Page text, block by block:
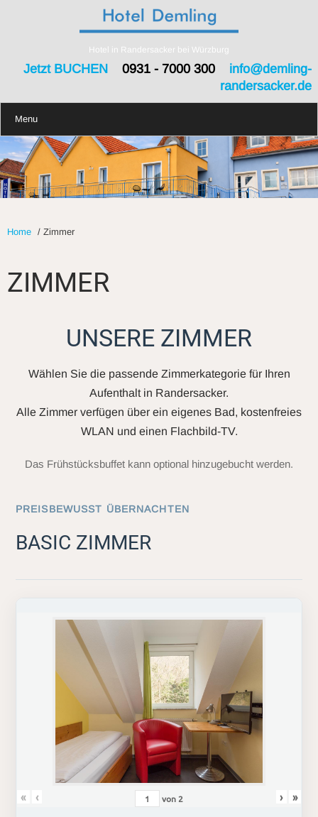
Hotel in Randersacker bei Würzburg
Jetzt BUCHEN0931 - 7000 300 info@demling-
randersacker.de
Menu
Home / Zimmer
ZIMMER
UNSERE ZIMMER
Wählen Sie die passende Zimmerkategorie für Ihren
Aufenthalt in Randersacker.
Alle Zimmer verfügen über ein eigenes Bad, kostenfreies
WLAN und einen Flachbild-TV.
Das Frühstücksbuffet kann optional hinzugebucht werden.
PREISBEWUSST ÜBERNACHTEN
BASIC ZIMMER
« ‹ von 2 › »